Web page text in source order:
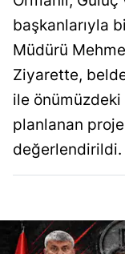
başkanlarıyla
Müdürü
Ziyarette,
ile
planlanan
değerlendirildi.